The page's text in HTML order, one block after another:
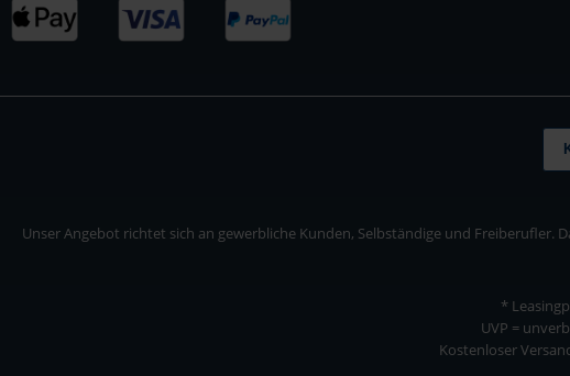
Unser Angebot richtet sich an gewerbliche Kunden, Selbständige und
*
UVP =
Kostenloser